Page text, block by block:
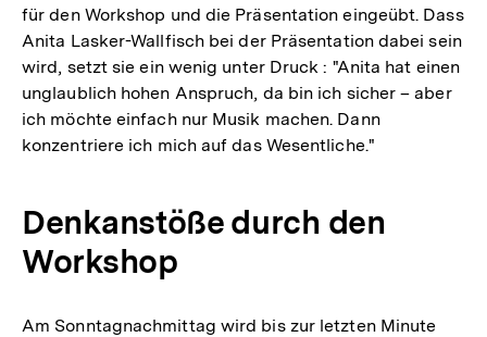
für den Workshop und die Präsentation eingeübt. Dass
Anita Lasker-Wallfisch bei der Präsentation dabei sein
wird, setzt sie ein wenig unter Druck : "Anita hat einen
unglaublich hohen Anspruch, da bin ich sicher – aber
ich möchte einfach nur Musik machen. Dann
konzentriere ich mich auf das Wesentliche."
Denkanstöße durch den
Workshop
Am Sonntagnachmittag wird bis zur letzten Minute